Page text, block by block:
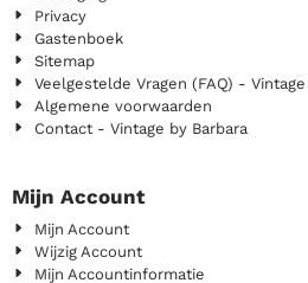
Privacy
Gastenboek
Sitemap
Veelgestelde Vragen (FAQ) -
Algemene voorwaarden
Contact - Vintage by Barbara
Mijn Account
Mijn Account
Wijzig Account
Mijn Accountinformatie